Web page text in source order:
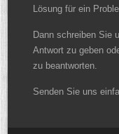
Lösung für ein
Dann schreiben Sie
Antwort zu geben
zu beantworten.
Senden Sie uns